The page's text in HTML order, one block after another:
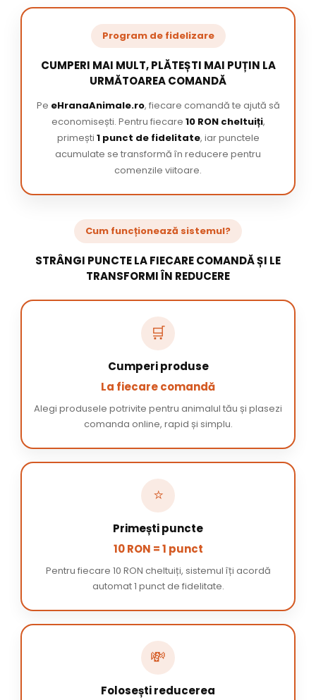
Program de fidelizare
CUMPERI MAI MULT, PLĂTEȘTI MAI PUȚIN LA
URMĂTOAREA COMANDĂ
Pe eHranaAnimale.ro, fiecare comandă te ajută să
economisești. Pentru fiecare 10 RON cheltuiți,
primești 1 punct de fidelitate, iar punctele
acumulate se transformă în reducere pentru
comenzile viitoare.
Cum funcționează sistemul?
STRÂNGI PUNCTE LA FIECARE COMANDĂ ȘI LE
TRANSFORMI ÎN REDUCERE
🛒
Cumperi produse
La fiecare comandă
Alegi produsele potrivite pentru animalul tău și plasezi
comanda online, rapid și simplu.
⭐
Primești puncte
10 RON = 1 punct
Pentru fiecare 10 RON cheltuiți, sistemul îți acordă
automat 1 punct de fidelitate.
💸
Folosești reducerea